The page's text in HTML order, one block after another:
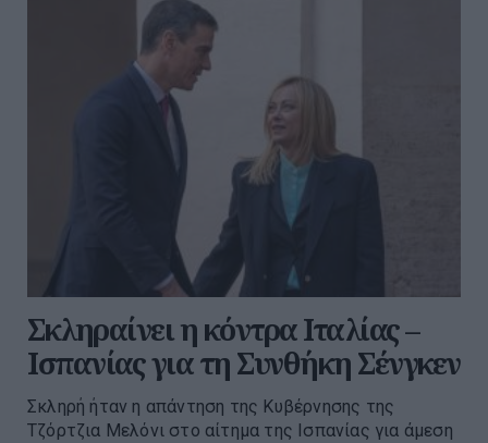
Σκληραίνει η κόντρα Ιταλίας –
Ισπανίας για τη Συνθήκη Σένγκεν
Σκληρή ήταν η απάντηση της Κυβέρνησης της
Τζόρτζια Μελόνι στο αίτημα της Ισπανίας για άμεση